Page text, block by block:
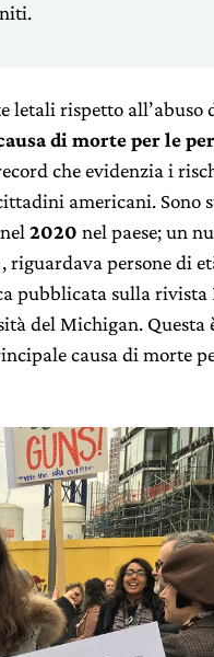
letali rispetto all’abuso
di morte per le
che evidenzia i
americani. Sono
2020 nel paese; un
riguardava persone di
pubblicata sulla rivista
del Michigan. Questa
causa di morte